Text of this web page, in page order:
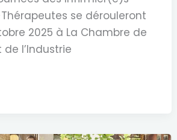
se dérouleront
2025 à La Chambre de
l’Industrie